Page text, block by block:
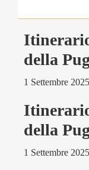
della
1 Settembre 2025
della
1 Settembre 2025